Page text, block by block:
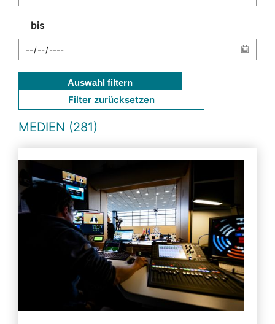
bis
Auswahl filtern
Filter zurücksetzen
MEDIEN (281)